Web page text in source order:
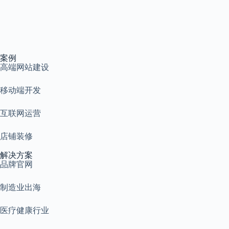
案例
高端网站建设
移动端开发
互联网运营
店铺装修
解决方案
品牌官网
制造业出海
医疗健康行业